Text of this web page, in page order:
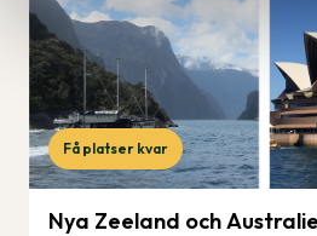
Få platser kvar
Nya Zeeland och